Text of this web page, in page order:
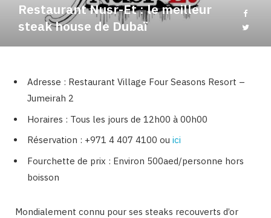
m
Restaurant Nusr-Et : le meilleur
steak house de Dubaï
Adresse : Restaurant Village Four Seasons Resort –
Jumeirah 2
Horaires : Tous les jours de 12h00 à 00h00
Réservation : +971 4 407 4100 ou ici
Fourchette de prix : Environ 500aed/personne hors
boisson
Mondialement connu pour ses steaks recouverts d’or